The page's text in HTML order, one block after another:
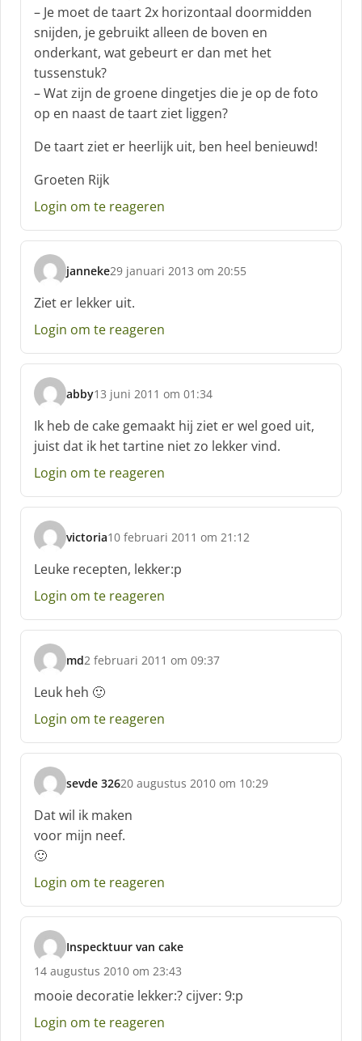
– Je moet de taart 2x horizontaal doormidden
snijden, je gebruikt alleen de boven en
onderkant, wat gebeurt er dan met het
tussenstuk?
– Wat zijn de groene dingetjes die je op de foto
op en naast de taart ziet liggen?
De taart ziet er heerlijk uit, ben heel benieuwd!
Groeten Rijk
Login om te reageren
janneke
s
c
h
r
e
f
:
29 januari 2013 om 20:55
Ziet er lekker uit.
Login om te reageren
abby
s
c
h
r
e
f
13 juni 2011 om 01:34
Ik heb de cake gemaakt hij ziet er wel goed uit,
juist dat ik het tartine niet zo lekker vind.
Login om te reageren
victoria
s
c
h
r
e
f
:
10 februari 2011 om 21:12
Leuke recepten, lekker:p
Login om te reageren
md
s
c
h
r
e
f
:
2 februari 2011 om 09:37
Leuk heh 🙂
Login om te reageren
sevde 326
s
c
h
r
e
e
:
20 augustus 2010 om 10:29
Dat wil ik maken
voor mijn neef.
🙂
Login om te reageren
Inspecktuur van cake
s
c
r
e
14 augustus 2010 om 23:43
mooie decoratie lekker:? cijver: 9:p
Login om te reageren